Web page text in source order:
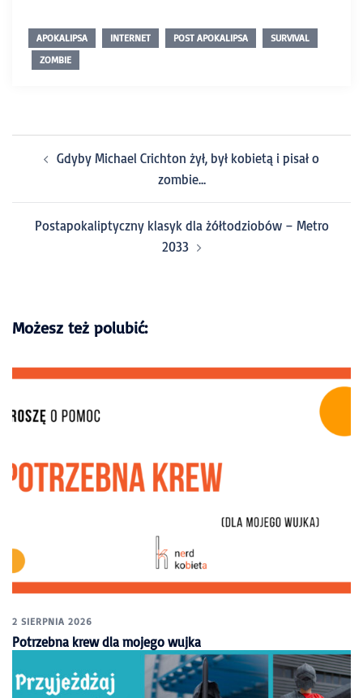
APOKALIPSA INTERNET POST APOKALIPSA
SURVIVAL
ZOMBIE
Gdyby Michael Crichton żył, był kobietą i pisał o
zombie…
Postapokaliptyczny klasyk dla żółtodziobów – Metro
2033
Możesz też polubić:
2 SIERPNIA 2026
Potrzebna krew dla mojego wujka